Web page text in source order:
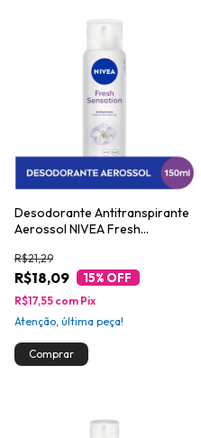
Desodorante Antitranspirante
Aerossol NIVEA Fresh
R$18,09
R$21,29
15% OFF
R$17,55 com Pix
Atenção, última peça!